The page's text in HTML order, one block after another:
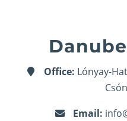
Office: Lónyay-
Email: